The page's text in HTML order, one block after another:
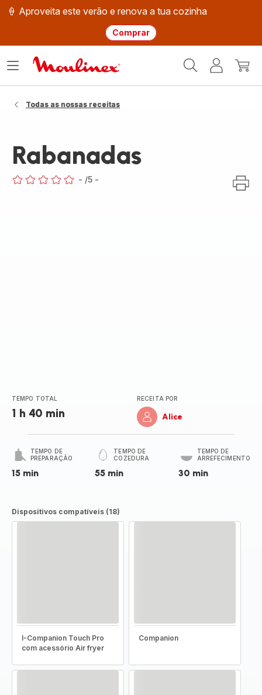
🍦 Aproveita este verão e renova a tua cozinha
Comprar
Moulinex
O
Abrir
Todas as nossas receitas
Rabanadas
- /5 -
TEMPO TOTAL
1 h 40 min
RECEITA POR
Alice
TEMPO DE
PREPARAÇÃO
15 min
TEMPO DE
COZEDURA
55 min
TEMPO DE
ARREFECIMENTO
30 min
Dispositivos compatíveis (18)
I-Companion Touch Pro
com acessório Air fryer
Companion